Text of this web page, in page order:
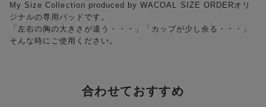
My Size Collection produced by WACOAL SIZE ORDERオリ
ジナルの専用パッドです。
「左右の胸の大きさが違う・・・」「カップが少し余る・・・」
そんな時にご使用ください。
合わせておすすめ